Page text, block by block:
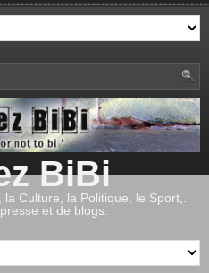
BiBi
Culture, la Politique, le Sport,.
et de blogs.